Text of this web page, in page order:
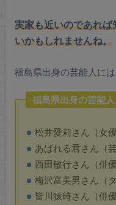
実家も近いのであれ
いかもしれませんね。
福島県出身の芸能人に
福島県出身の芸能人
松井愛莉さん（女優
あばれる君さん（芸
西田敏行さん（俳優
梅沢富美男さん（タ
皆川猿時さん（俳優